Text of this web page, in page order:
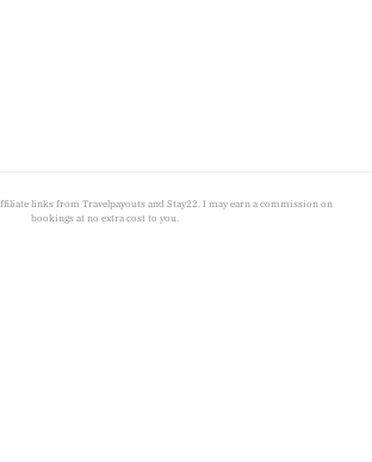
links from Travelpayouts and Stay22. I may earn a commission on
bookings at no extra cost to you.